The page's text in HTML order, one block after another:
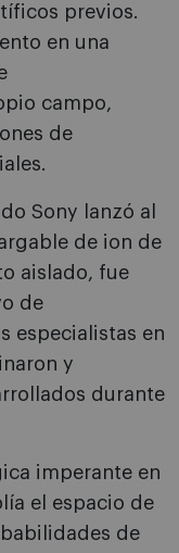
previos.
en una
campo,
de
Sony lanzó al
de ion de
aislado, fue
de
especialistas en
y
durante
imperante en
el espacio de
de